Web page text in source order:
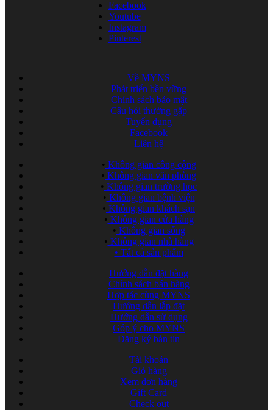
Facebook
Youtube
Instagram
Pinterest
Về MYNS
Phát triển bền vững
Chính sách bảo mật
Câu hỏi thường gặp
Tuyển dụng
Facebook
Liên hệ
• Không gian công cộng
• Không gian văn phòng
• Không gian trường học
• Không gian bệnh viện
• Không gian khách sạn
• Không gian cửa hàng
• Không gian sống
• Không gian nhà hàng
• Tất cả sản phẩm
Hướng dẫn đặt hàng
Chính sách bán hàng
Hợp tác cùng MYNS
Hướng dẫn lắp đặt
Hướng dẫn sử dụng
Góp ý cho MYNS
Đăng ký bản tin
Tài khoản
Giỏ hàng
Xem đơn hàng
Gift Card
Check out